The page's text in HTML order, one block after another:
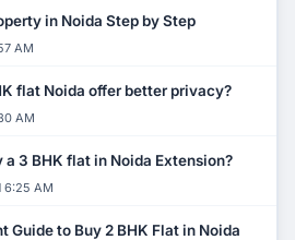
in Noida Step by Step
AM
flat Noida offer better privacy?
AM
a 3 BHK flat in Noida Extension?
6:25 AM
Guide to Buy 2 BHK Flat in Noida